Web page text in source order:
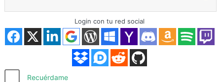
Acceder
Login con tu red social
Recuérdame